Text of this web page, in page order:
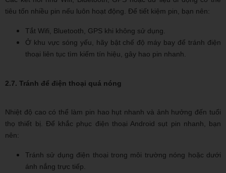
tiêu tốn nhiều pin nếu luôn hoạt động. Để tiết kiệm pin, bạn nên:
Tắt Wifi, Bluetooth, GPS khi không sử dụng.
Ở khu vực sóng yếu, hãy bật chế độ máy bay để tránh điện
thoại liên tục tìm kiếm tín hiệu, gây hao pin nhanh.
2.7. Tránh để điện thoại quá nóng
Nhiệt độ cao có thể làm pin hao hụt nhanh và ảnh hưởng đến tuổi
thọ thiết bị. Để khắc phục điện thoại Android sụt pin nhanh, bạn
nên:
Tránh sử dụng điện thoại trong môi trường nóng hoặc dưới
ánh nắng trực tiếp.